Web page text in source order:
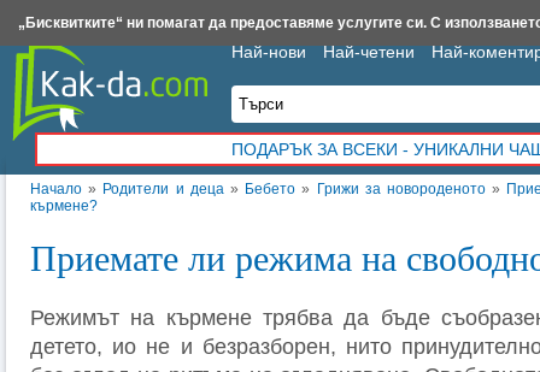
Начало » Родители и деца» Бебето » Грижи за новороденото»
кърмене?
Приемате ли режима на
Режимът на кърмене трябва да бъде
детето, ио не и безразборен, нито
Най-нови Най-четени Най-
ПОДАРЪК ЗА ВСЕКИ - УНИКАЛНИ
Insert.bg Framar.bg Kak-da.com Iztochnik.com BauBau.bg NewAge.bg
„Бисквитките“ ни помагат да предоставяме услугите си. С